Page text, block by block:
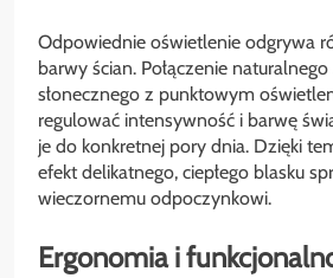
Odpowiednie oświetlenie odgrywa
barwy ścian. Połączenie naturalnego
słonecznego z punktowym
regulować intensywność i barwę
je do konkretnej pory dnia. Dzięki
efekt delikatnego, ciepłego blasku
wieczornemu odpoczynkowi.
Ergonomia i